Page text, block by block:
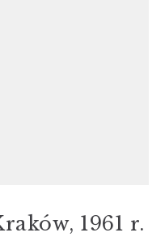
1961 r.